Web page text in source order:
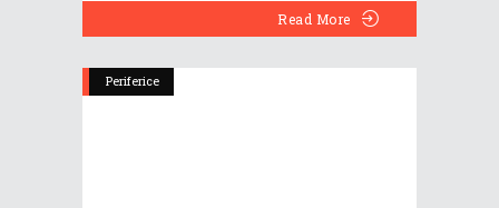
Read More
Periferice